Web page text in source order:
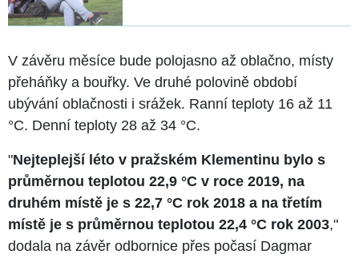
V závěru měsíce bude polojasno až oblačno, místy
přeháňky a bouřky. Ve druhé polovině období
ubývání oblačnosti i srážek. Ranní teploty 16 až 11
°C. Denní teploty 28 až 34 °C.
"Nejteplejší léto v pražském Klementinu bylo s
průměrnou teplotou 22,9 °C v roce 2019, na
druhém místě je s 22,7 °C rok 2018 a na třetím
místě je s průměrnou teplotou 22,4 °C rok 2003,"
dodala na závěr odbornice přes počasí Dagmar